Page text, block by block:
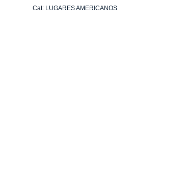
Cat: LUGARES AMERICANOS